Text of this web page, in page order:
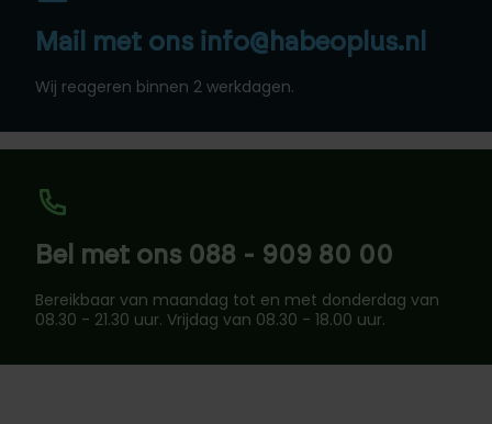
Mail met ons info@habeoplus.nl
Wij reageren binnen 2 werkdagen.
Bel met ons 088 - 909 80 00
Bereikbaar van maandag tot en met donderdag van
08.30 - 21.30 uur. Vrijdag van 08.30 - 18.00 uur.